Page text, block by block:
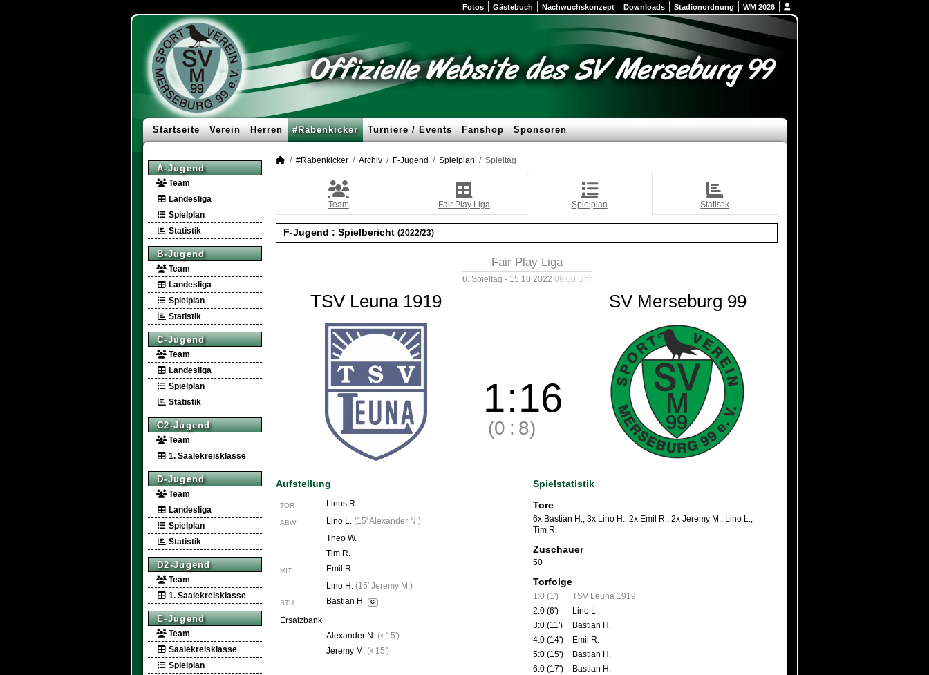
Fotos Gästebuch Nachwuchskonzept Downloads Stadionordnung WM 2026
Startseite Verein Herren #Rabenkicker Turniere / Events Fanshop Sponsoren
A-Jugend
Team
Landesliga
Spielplan
Statistik
B-Jugend
Team
Landesliga
Spielplan
Statistik
C-Jugend
Team
Landesliga
Spielplan
Statistik
C2-Jugend
Team
1. Saalekreisklasse
D-Jugend
Team
Landesliga
Spielplan
Statistik
D2-Jugend
Team
1. Saalekreisklasse
E-Jugend
Team
Saalekreisklasse
Spielplan
#Rabenkicker Archiv F-Jugend Spielplan Spieltag
Team Fair Play Liga Spielplan Statistik
F-Jugend : Spielbericht (2022/23)
Fair Play Liga
6. Spieltag - 15.10.2022 09:00 Uhr
TSV Leuna 1919 SV Merseburg 99
1:16
(0 : 8)
Aufstellung
TOR Linus R.
ABW Lino L. (15' Alexander N.)
Theo W.
Tim R.
MIT
Emil R.
Lino H. (15' Jeremy M.)
STU Bastian H. C
Ersatzbank
Alexander N. (
15')
Jeremy M. ( 15')
Spielstatistik
Tore
6x Bastian H. 3x Lino H. 2x Emil R. 2x Jeremy M. Lino L.
Tim R.
Zuschauer
50
Torfolge
1:0 (1')
TSV Leuna 1919
2:0 (6')
Lino L.
3:0 (11')
Bastian H.
4:0 (14')
Emil R.
5:0 (15')
Bastian H.
6:0 (17')
Bastian H.